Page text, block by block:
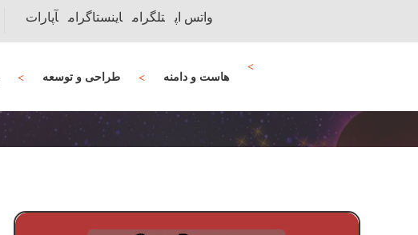
واتس اپ تلگرام اینستاگرام آپارات
هاست و دامنه طراحی و توسعه